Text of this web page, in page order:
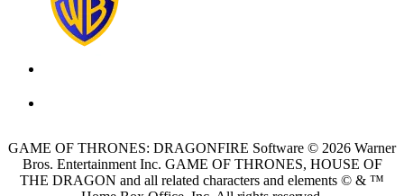
GAME OF THRONES: DRAGONFIRE Software © 2026 Warner
Bros. Entertainment Inc. GAME OF THRONES, HOUSE OF
THE DRAGON and all related characters and elements © & ™